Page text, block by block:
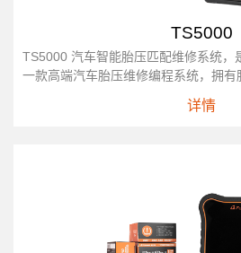
TS5000
TS5000 汽车智能胎压匹配维修系统，
一款高端汽车胎压维修编程系统，拥有
能。TS5000 解决了手持机升级不便和
详情